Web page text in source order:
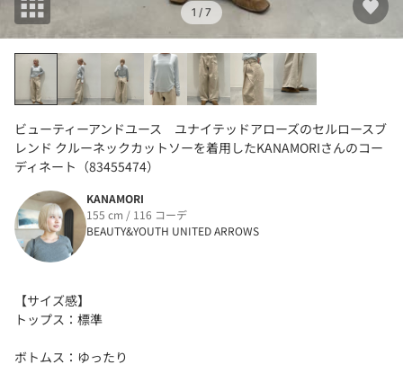
1 / 7
ビューティーアンドユース ユナイテッドアローズのセルロースブ
レンド クルーネックカットソーを着用したKANAMORIさんのコー
ディネート（83455474）
KANAMORI
155 cm / 116 コーデ
BEAUTY&YOUTH UNITED ARROWS
【サイズ感】
トップス：標準
ボトムス：ゆったり